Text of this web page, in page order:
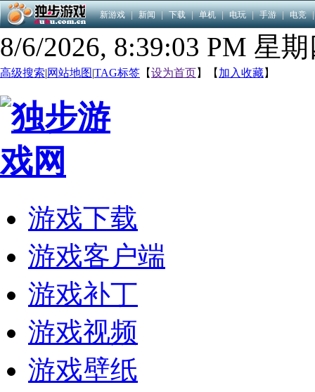
新游戏 | 新闻 | 下载 | 单机 | 电玩 | 手游 | 电竞 |
8/6/2026, 8:39:03 PM 星
高级搜索|网站地图|TAG标签 【设为首页】【 加入收藏】
游戏下载
游戏客户端
游戏补丁
游戏视频
游戏壁纸